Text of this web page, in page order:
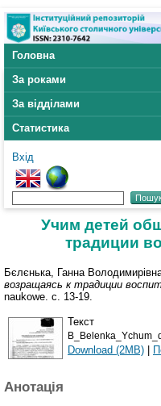
Головна
За роками
За відділами
Статистика
Вхід
Учим детей
традиции
Бєлєнька, Ганна
возращаясь к традиции
naukowe. с. 13-19.
Текст
Download (2MB) |
Анотація